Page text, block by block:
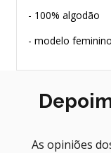
- 100% algodão
- modelo feminino
As opiniões